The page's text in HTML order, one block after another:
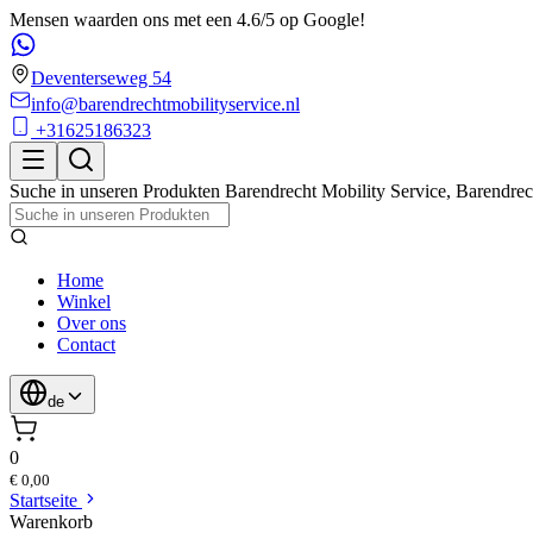
Mensen waarden ons met een 4.6/5 op Google!
Deventerseweg 54
info@barendrechtmobilityservice.nl
+31625186323
Suche in unseren Produkten Barendrecht Mobility Service,
Home
Winkel
Over ons
Contact
de
0
€ 0,00
Startseite
Warenkorb